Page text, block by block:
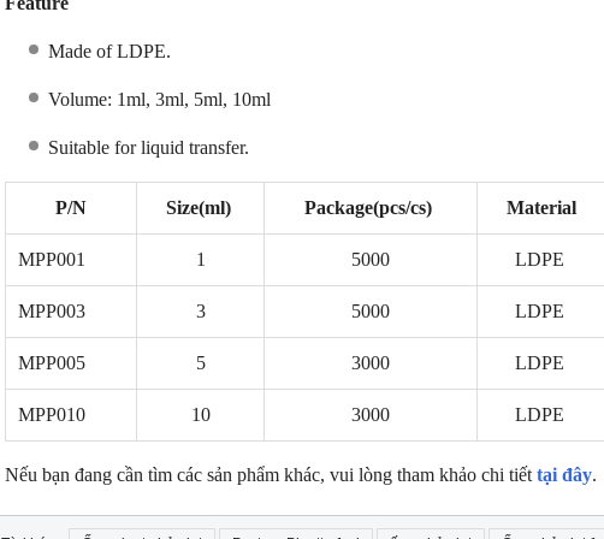
Made of LDPE.
Volume: 1ml, 3ml, 5ml, 10ml
Suitable for liquid transfer.
P/N Size(ml) Package(pcs/cs) Material
MPP001 1 5000 LDPE
MPP003 3 5000 LDPE
MPP005 5 3000 LDPE
MPP010 10 3000 LDPE
Nếu bạn đang cần tìm các sản phẩm khác, vui lòng tham khảo chi tiết tại đây.